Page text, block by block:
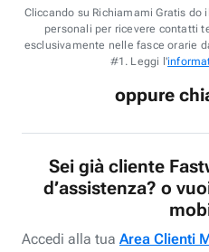
Cliccando su Richiamami Gratis
personali per ricevere contatti
esclusivamente nelle fasce orarie
#1. Leggi l'
oppure
Sei già cliente
d’assistenza? o
Accedi alla tua Area Clienti